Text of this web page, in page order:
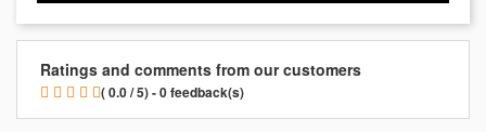
Ratings and comments from our customers
( 0.0 / 5) - 0 feedback(s)